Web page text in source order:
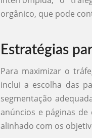
orgânico, que pode
Estratégias
Para maximizar o
inclui a escolha das
segmentação
anúncios e páginas
alinhado com os